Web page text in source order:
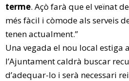
terme. Açò farà que el veïnat
més fàcil i còmode als serveis
tenen actualment.”
Una vegada el nou local
l’Ajuntament caldrà buscar
d’adequar-lo i serà necessari